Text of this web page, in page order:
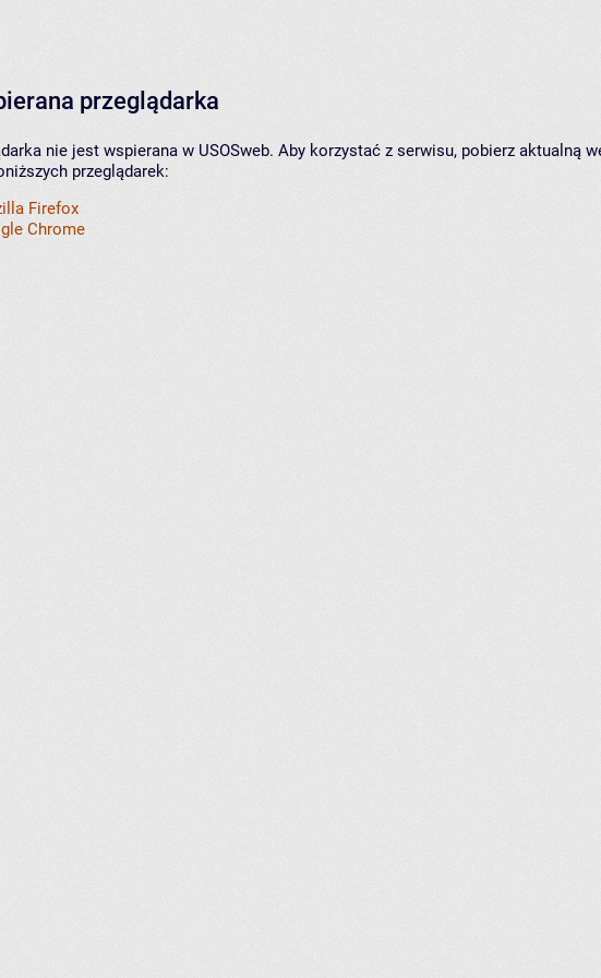
przeglądarka
nie jest wspierana w USOSweb. Aby korzystać z serwisu, pobierz aktualną
przeglądarek:
Firefox
Chrome